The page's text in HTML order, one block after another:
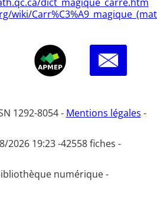
wiki/
1292-8054 - Mentions légales -
2026 19:23 -42558 fiches -
numérique -